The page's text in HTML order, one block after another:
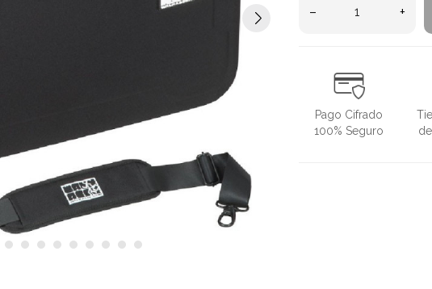
– +
Pago Cifrado
100% Seguro